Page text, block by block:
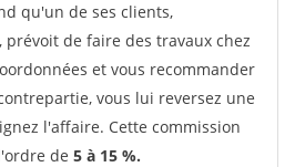
qu'un de ses clients,
de faire des travaux chez
et vous recommander
vous lui reversez une
l'affaire. Cette commission
de 5 à 15 %.